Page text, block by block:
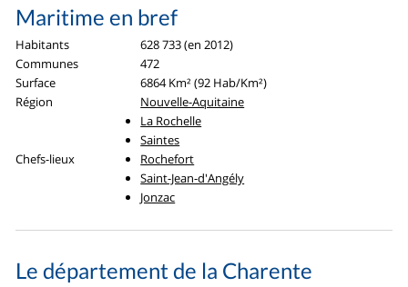
Maritime en bref
Habitants
628 733 (en 2012)
Communes
472
Surface
6864 Km² (92 Hab/Km²)
Région
Nouvelle-Aquitaine
Chefs-lieux
La Rochelle
Saintes
Rochefort
Saint-Jean-d'Angély
Jonzac
Le département de la Charente